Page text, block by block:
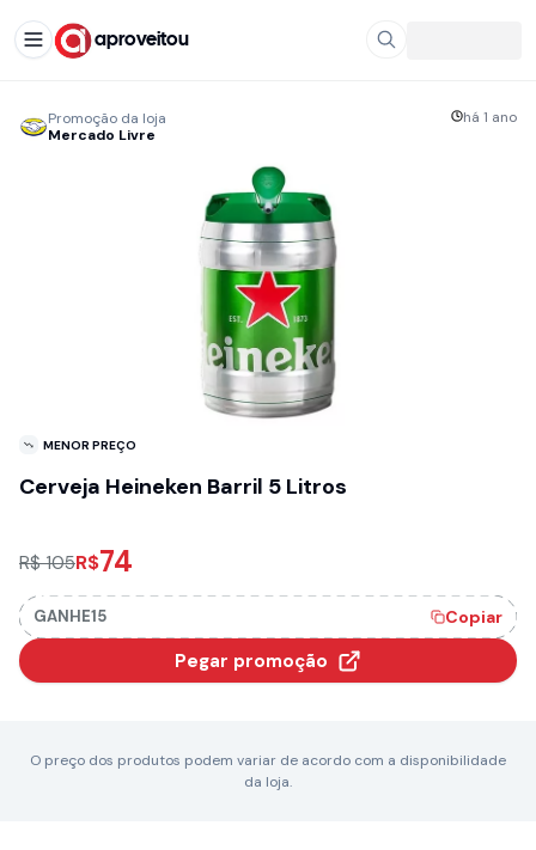
aproveitou
Promoção da loja
Mercado Livre
há 1 ano
MENOR PREÇO
Cerveja Heineken Barril 5 Litros
R$ 105R$74
GANHE15 Copiar
Pegar promoção
O preço dos produtos podem variar de acordo com a disponibilidade
da loja.